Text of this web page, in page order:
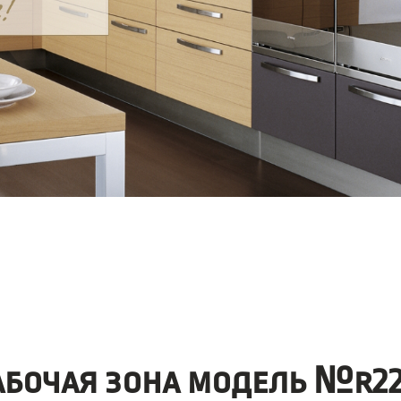
зона модель